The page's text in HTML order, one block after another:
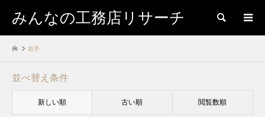
みんなの工務店リサーチ 検索
岩手
並べ替え条件
新しい順 古い順 閲覧数順